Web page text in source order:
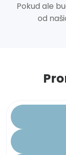
Pokud ale
od